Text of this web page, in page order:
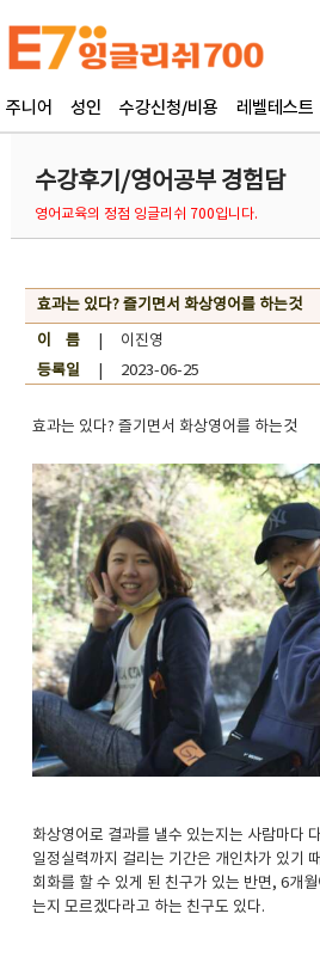
주니어 성인 수강신청/비용 레벨테스트
수강후기/영어공부 경험담
영어교육의 정점 잉글리쉬 700입니다.
효과는 있다? 즐기면서 화상영어를 하는것
이 름| 이진영
등록일| 2023-06-25
효과는 있다? 즐기면서 화상영어를 하는것
화상영어로 결과를 낼수 있는지는 사람마다
일정실력까지 걸리는 기간은 개인차가 있기
회화를 할 수 있게 된 친구가 있는 반면, 6개
는지 모르겠다라고 하는 친구도 있다.